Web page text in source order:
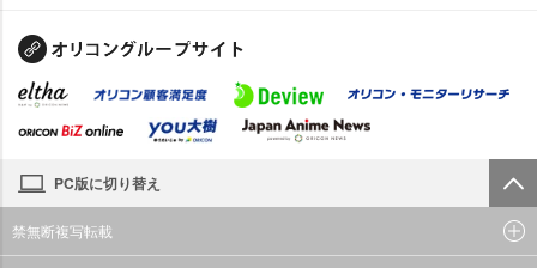
PC版に切り替え
禁無断複写転載